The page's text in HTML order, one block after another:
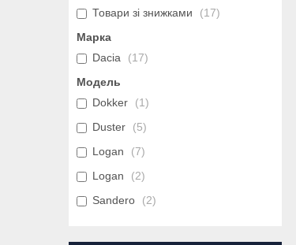
Товари зі знижками
17
Марка
Dacia
17
Модель
Dokker
1
Duster
5
Logan
7
Logan
2
Sandero
2